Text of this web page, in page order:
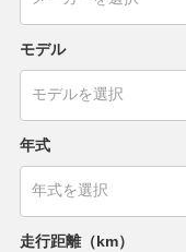
モデル
年式
走行距離（km）